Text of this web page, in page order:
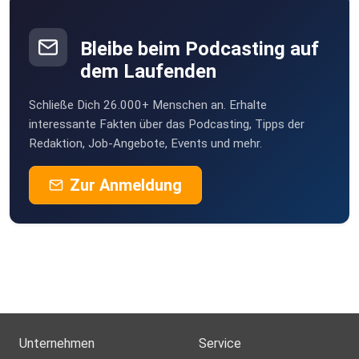
Unternehmen, die ihre Prozesse optimieren möchten. Katrin
Göpfert
und Wilfried Reiner geben praktische Tipps und
Ihnen dabei helfen können, Ihre Prozesse effizienter und
effektiver zu gestalten.
Bleibe beim Podcasting auf
dem Laufenden
Schließe Dich 26.000+ Menschen an. Erhalte
interessante Fakten über das Podcasting, Tipps der
Redaktion, Job-Angebote, Events und mehr.
Zur Anmeldung
Unternehmen Service